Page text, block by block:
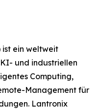
ist ein weltweit
und industriellen
Computing,
Management für
Lantronix